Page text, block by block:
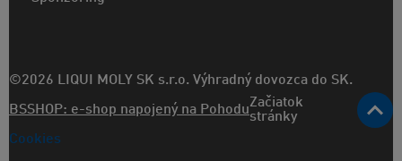
©2026 LIQUI MOLY SK s.r.o. Výhradný dovozca do SK.
BSSHOP: e-shop napojený na PohoduZačiatok
stránky
Cookies